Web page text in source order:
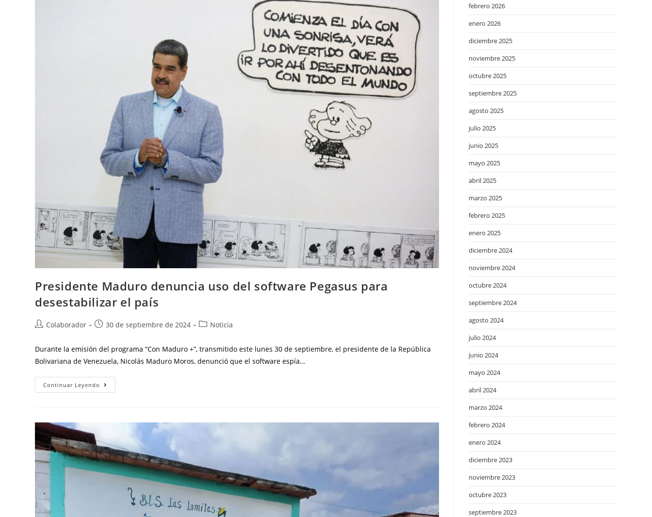
Presidente Maduro denuncia uso del software Pegasus para
desestabilizar el país
Colaborador 30 de septiembre de 2024 Noticia
Durante la emisión del programa “Con Maduro +”, transmitido este lunes 30 de septiembre, el presidente de la República
Bolivariana de Venezuela, Nicolás Maduro Moros, denunció que el software espía…
Continuar Leyendo
febrero 2026
enero 2026
diciembre 2025
noviembre 2025
octubre 2025
septiembre 2025
agosto 2025
julio 2025
junio 2025
mayo 2025
abril 2025
marzo 2025
febrero 2025
enero 2025
diciembre 2024
noviembre 2024
octubre 2024
septiembre 2024
agosto 2024
julio 2024
junio 2024
mayo 2024
abril 2024
marzo 2024
febrero 2024
enero 2024
diciembre 2023
noviembre 2023
octubre 2023
septiembre 2023